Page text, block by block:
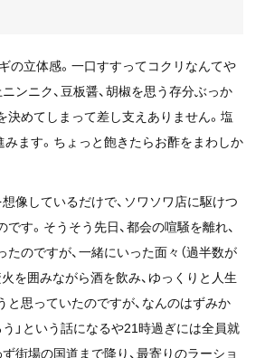
の立体感。一口すすってコクリなんてや
ンニク、豆板醤、胡椒を思う存分ぶっか
決めてしまって差し支えありません。塩
みます。ちょっと飽きたらお酢をまわしか
像しているだけで、ソワソワ店に駆けつ
す。そうそう先日、都会の喧騒を離れ、
のですが、一緒にいった面々（過半数が
を囲みながら酒を飲み、ゆっくりと人生
と思っていたのですが、なんのはずみか
」という話になるや21時過ぎには全員就
街場の国道まで降り、最寄りのラーショ